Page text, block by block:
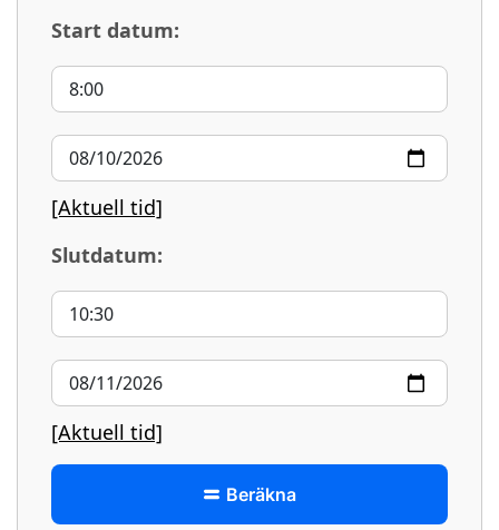
Start datum:
[Aktuell tid]
Slutdatum:
[Aktuell tid]
Beräkna